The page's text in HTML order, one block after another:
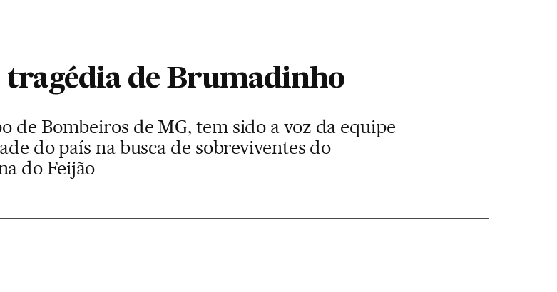
tragédia de Brumadinho
de Bombeiros de MG, tem sido a voz da equipe
do país na busca de sobreviventes do
do Feijão